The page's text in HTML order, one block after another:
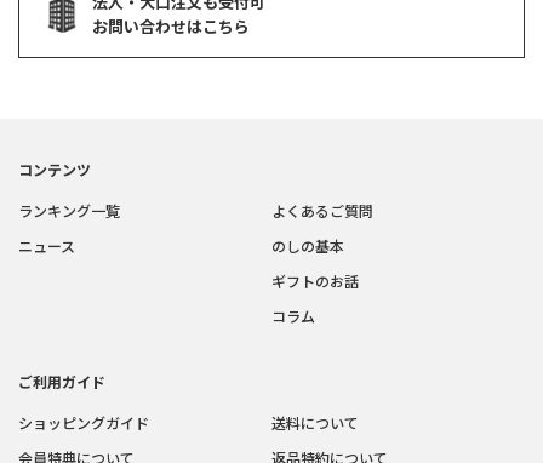
お問い合わせはこちら
コンテンツ
ランキング一覧
ニュース
よくあるご質問
のしの基本
ギフトのお話
コラム
ご利用ガイド
ショッピングガイド
会員特典について
送料について
返品特約について